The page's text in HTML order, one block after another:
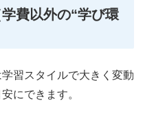
費以外の“学び環
習スタイルで大きく変動
にできます。